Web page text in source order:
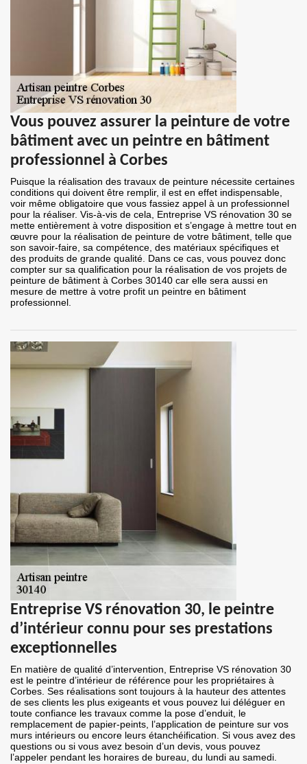
Vous pouvez assurer la peinture de votre
bâtiment avec un peintre en bâtiment
professionnel à Corbes
Puisque la réalisation des travaux de peinture nécessite certaines
conditions qui doivent être remplir, il est en effet indispensable,
voir même obligatoire que vous fassiez appel à un professionnel
pour la réaliser. Vis-à-vis de cela, Entreprise VS rénovation 30 se
mette entièrement à votre disposition et s’engage à mettre tout en
œuvre pour la réalisation de peinture de votre bâtiment, telle que
son savoir-faire, sa compétence, des matériaux spécifiques et
des produits de grande qualité. Dans ce cas, vous pouvez donc
compter sur sa qualification pour la réalisation de vos projets de
peinture de bâtiment à Corbes 30140 car elle sera aussi en
mesure de mettre à votre profit un peintre en bâtiment
professionnel.
Entreprise VS rénovation 30, le peintre
d’intérieur connu pour ses prestations
exceptionnelles
En matière de qualité d’intervention, Entreprise VS rénovation 30
est le peintre d’intérieur de référence pour les propriétaires à
Corbes. Ses réalisations sont toujours à la hauteur des attentes
de ses clients les plus exigeants et vous pouvez lui déléguer en
toute confiance les travaux comme la pose d’enduit, le
remplacement de papier-peints, l’application de peinture sur vos
murs intérieurs ou encore leurs étanchéification. Si vous avez des
questions ou si vous avez besoin d’un devis, vous pouvez
l’appeler pendant les horaires de bureau, du lundi au samedi.